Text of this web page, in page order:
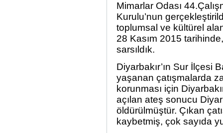
Mimarlar Odası
Kurulu’nun
toplumsal ve kültürel
28 Kasım 2015
sarsıldık.
Diyarbakır’ın Sur İlçesi
yaşanan çatışmalarda
korunması için
açılan ateş sonucu
öldürülmüştür. Çıkan
kaybetmiş, çok sayıda